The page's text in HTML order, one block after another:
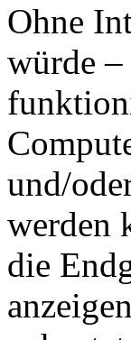
Ohne
würde –
und/
werden
die